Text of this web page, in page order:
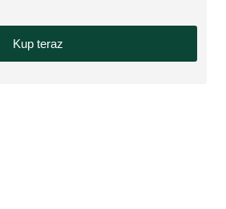
Kup teraz